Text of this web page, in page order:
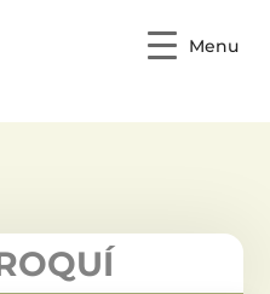
Menu